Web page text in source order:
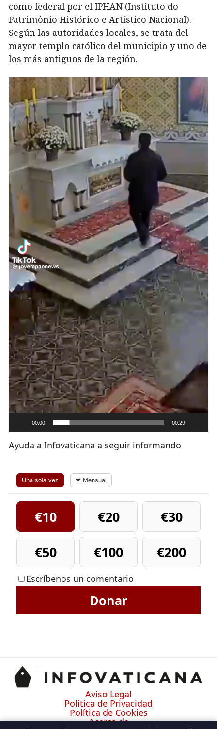
como federal por el IPHAN (Instituto do
Patrimônio Histórico e Artístico Nacional).
Según las autoridades locales, se trata del
mayor templo católico del municipio y uno de
los más antiguos de la región.
Reproductor
de
vídeo
00:00 00:29
Ayuda a Infovaticana a seguir informando
Una sola vez ❤ Mensual
€10 €20
€30
€50
€100 €200
Escríbenos un comentario
Donar
Aviso Legal
Política de Privacidad
Política de Cookies
Acerca de